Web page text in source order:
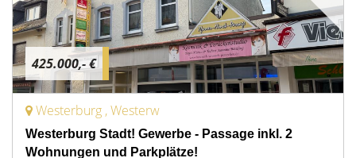
425.000,- €
Westerburg , Westerw
Westerburg Stadt! Gewerbe - Passage inkl. 2
Wohnungen und Parkplätze!